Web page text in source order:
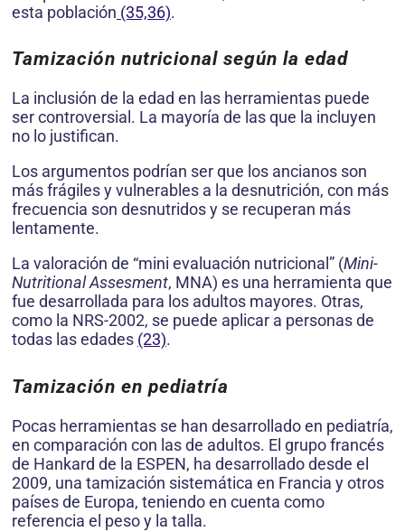
esta población (35,36).
Tamización nutricional según la edad
La inclusión de la edad en las herramientas puede
ser controversial. La mayoría de las que la incluyen
no lo justifican.
Los argumentos podrían ser que los ancianos son
más frágiles y vulnerables a la desnutrición, con más
frecuencia son desnutridos y se recuperan más
lenta­mente.
La valoración de “mini evaluación nutricional” (Mini-
Nutritional Assesment, MNA) es una herramienta que
fue desarrollada para los adultos mayores. Otras,
como la NRS-2002, se puede aplicar a personas de
todas las edades (23).
Tamización en pediatría
Pocas herramientas se han desarrollado en pediatría,
en comparación con las de adultos. El grupo francés
de Hankard de la ESPEN, ha desarrollado desde el
2009, una tamización sistemática en Francia y otros
países de Europa, teniendo en cuenta como
referencia el peso y la talla.